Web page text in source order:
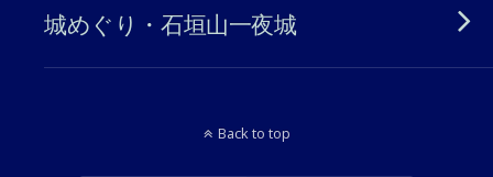
城めぐり・石垣山一夜城
Back to top